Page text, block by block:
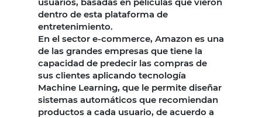
dentro de esta plataforma de
entretenimiento.
En el sector e-commerce, Amazon es una
de las grandes empresas que tiene la
capacidad de predecir las compras de
sus clientes aplicando tecnología
Machine Learning, que le permite diseñar
sistemas automáticos que recomiendan
productos a cada usuario, de acuerdo a